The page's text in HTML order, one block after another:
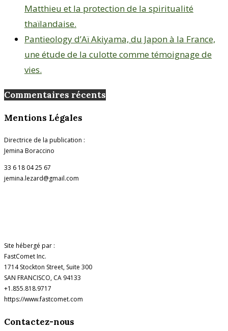
Matthieu et la protection de la spiritualité
thaïlandaise.
Pantieology d’Aï Akiyama, du Japon à la France,
une étude de la culotte comme témoignage de
vies.
Commentaires récents
Mentions Légales
Directrice de la publication :
Jemina Boraccino
33 6 18 04 25 67
jemina.lezard@gmail.com
Site hébergé par :
FastComet Inc.
1714 Stockton Street, Suite 300
SAN FRANCISCO, CA 94133
+1.855.818.9717
https://www.fastcomet.com
Contactez-nous